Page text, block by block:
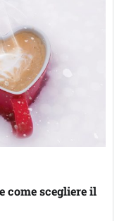
come scegliere il